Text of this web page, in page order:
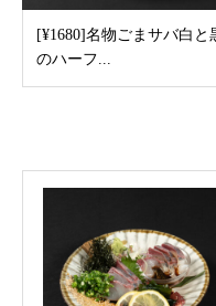
[¥1680]名物ごまサバ白と
のハーフ...